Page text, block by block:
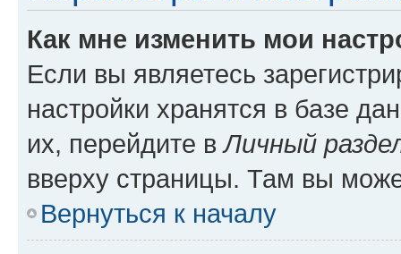
Как мне изменить мои
Если вы являетесь
настройки хранятся в базе
их, перейдите вЛичный
вверху страницы. Там вы
Вернуться к началу